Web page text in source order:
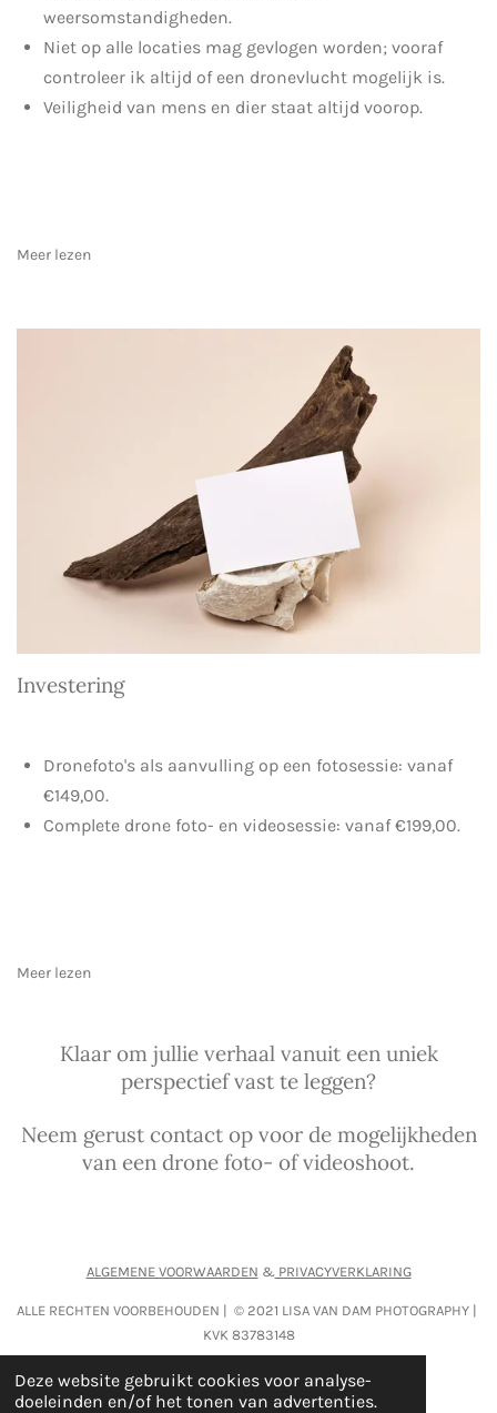
Deze website gebruikt cookies voor analyse-
doeleinden en/of het tonen van advertenties.
weersomstandigheden.
Niet op alle locaties mag gevlogen worden; vooraf
controleer ik altijd of een dronevlucht mogelijk is.
Veiligheid van mens en dier staat altijd voorop.
Meer lezen
Investering
Dronefoto's als aanvulling op een fotosessie: vanaf
€149,00.
Complete drone foto- en videosessie: vanaf €199,00.
Meer lezen
Klaar om jullie verhaal vanuit een uniek
perspectief vast te leggen?
Neem gerust contact op voor de mogelijkheden
van een drone foto- of videoshoot.
ALGEMENE VOORWAARDEN &PRIVACYVERKLARING
ALLE RECHTEN VOORBEHOUDEN | © 2021 LISA VAN DAM PHOTOGRAPHY |
KVK 83783148
F
P
L